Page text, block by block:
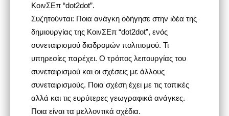
ΚοινΣΕπ “dot2dot”.
Συζητούνται: Ποια ανάγκη οδήγησε στην ιδέα της
δημιουργίας της ΚοινΣΕπ “dot2dot”, ενός
συνεταιρισμού διαδρομών πολιτισμού. Τι
υπηρεσίες παρέχει. Ο τρόπος λειτουργίας του
συνεταιρισμού και οι σχέσεις με άλλους
συνεταιρισμούς. Ποια σχέση έχει με τις τοπικές
αλλά και τις ευρύτερες γεωγραφικά ανάγκες.
Ποια είναι τα μελλοντικά σχέδια.